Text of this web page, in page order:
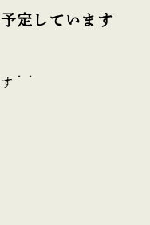
定しています
＾＾